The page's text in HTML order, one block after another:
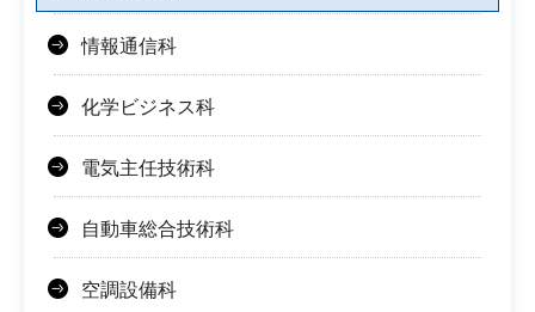
情報通信科
化学ビジネス科
電気主任技術科
自動車総合技術科
空調設備科